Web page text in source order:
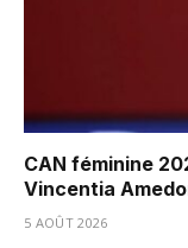
CAN féminine
Vincentia
5 AOÛT 2026